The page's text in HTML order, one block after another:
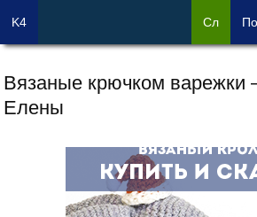
Вязаные крючком
Елены
K4 Сл